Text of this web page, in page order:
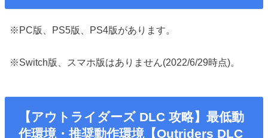
※PC版、PS5版、PS4版があります。
※Switch版、スマホ版はありません(2022/6/29時点)。
【アウトライダーズ DLC 攻略】最低動
作環境・推奨動作環境【Outriders DLC